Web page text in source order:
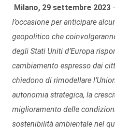
Milano, 29 settembre 2023
l’occasione per anticipare
geopolitico che
degli Stati Uniti d’Europa
cambiamento espresso dai
chiedono di rimodellare
autonomia strategica, la
miglioramento delle
sostenibilità ambientale nel